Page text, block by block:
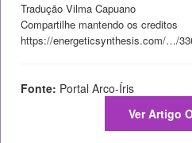
Tradução Vilma Capuano
Compartilhe mantendo os creditos
https://energeticsynthesis.com/…/
Fonte: Portal Arco-Íris
Ver Artigo